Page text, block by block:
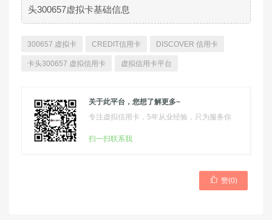
头300657虚拟卡基础信息
300657 虚拟卡 CREDIT信用卡 DISCOVER 信用卡
卡头300657 虚拟信用卡 虚拟信用卡平台
关于此平台，您想了解更多~
专注虚拟信用卡，5年从业经验，只为服务你
扫一扫联系我
 赞(0)